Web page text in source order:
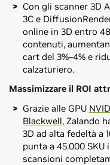
Con gli scanner 3D
3C e
online in 3D entro
contenuti,
cart del 3%–4% e
calzaturiero.
Massimizzare il ROI
Grazie alle GPU
Blackwell, Zalando
3D ad alta fedeltà a
punta a 45.000
scansioni